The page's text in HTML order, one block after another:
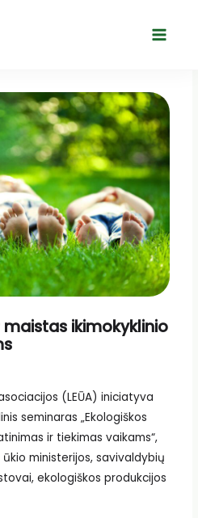
Main
maistas ikimokyklinio
(LEŪA) iniciatyva
seminaras „Ekologiškos
ir tiekimas vaikams“,
ministerijos, savivaldybių
ekologiškos produkcijos